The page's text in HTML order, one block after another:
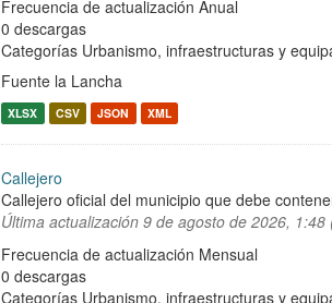
Frecuencia de actualización Anual
0 descargas
Categorías Urbanismo, infraestructuras y
Fuente la Lancha
XLSX CSV JSON XML
Callejero
Callejero oficial del municipio que debe
Última actualización 9 de agosto de 2026, 1:48
Frecuencia de actualización Mensual
0 descargas
Categorías Urbanismo, infraestructuras y